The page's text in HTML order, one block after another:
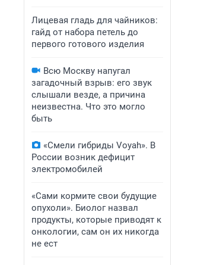
Лицевая гладь для чайников:
гайд от набора петель до
первого готового изделия
Всю Москву напугал
загадочный взрыв: его звук
слышали везде, а причина
неизвестна. Что это могло
быть
«Смели гибриды Voyah». В
России возник дефицит
электромобилей
«Сами кормите свои будущие
опухоли». Биолог назвал
продукты, которые приводят к
онкологии, сам он их никогда
не ест